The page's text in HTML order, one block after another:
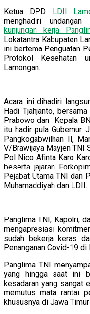
Ketua DPD
LDII
menghadiri
kunjungan kerja
Lokatantra Kabupaten
ini bertema Penguatan
Protokol Kesehatan
Lamongan.
Acara ini dihadiri
Hadi Tjahjanto, bersama
Prabowo dan Kepala
itu hadir pula Gubernur
Pangkogabwilhan II,
V/Brawijaya Mayjen TNI
Pol Nico Afinta Karo
beserta jajaran
Pejabat Utama TNI dan
Muhamaddiyah dan LDII.
Panglima TNI, Kapolri,
mengapresiasi
sudah bekerja keras
Penanganan Covid-19 di
Panglima TNI
yang hingga saat ini
kesadaran yang sangat
memutus mata rantai
khususnya di Jawa